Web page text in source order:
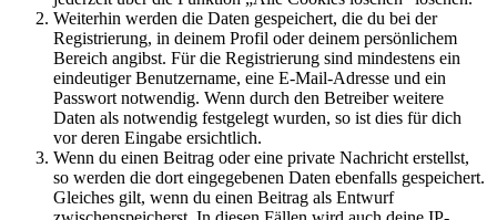
Weiterhin werden die Daten gespeichert, die du bei der
Registrierung, in deinem Profil oder deinem persönlichem
Bereich angibst. Für die Registrierung sind mindestens ein
eindeutiger Benutzername, eine E-Mail-Adresse und ein
Passwort notwendig. Wenn durch den Betreiber weitere
Daten als notwendig festgelegt wurden, so ist dies für dich
vor deren Eingabe ersichtlich.
Wenn du einen Beitrag oder eine private Nachricht erstellst,
so werden die dort eingegebenen Daten ebenfalls gespeichert.
Gleiches gilt, wenn du einen Beitrag als Entwurf